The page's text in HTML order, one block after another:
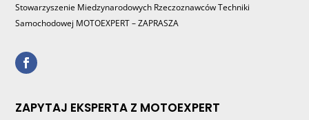
Stowarzyszenie Miedzynarodowych Rzeczoznawców Techniki
Samochodowej MOTOEXPERT – ZAPRASZA
ZAPYTAJ EKSPERTA Z MOTOEXPERT